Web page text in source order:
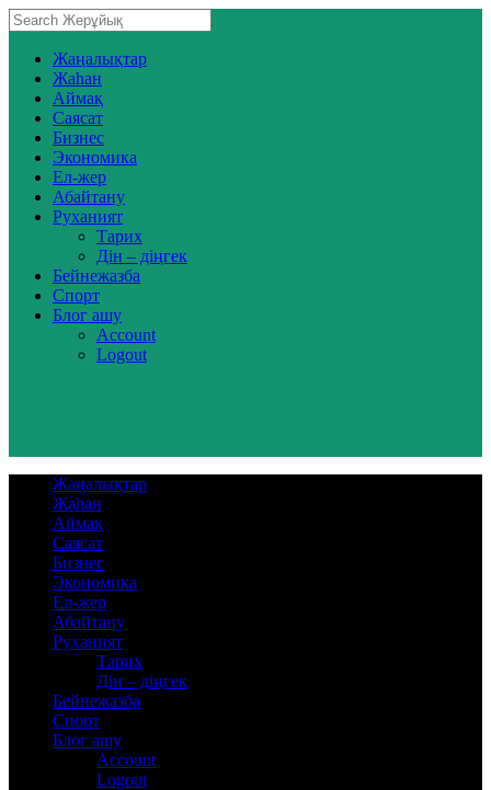
Жаңалықтар
Жаһан
Аймақ
Саясат
Бизнес
Экономика
Ел-жер
Абайтану
Руханият
Тарих
Дін – діңгек
Бейнежазба
Спорт
Блог ашу
Account
Logout
Жаңалықтар
Жаһан
Аймақ
Саясат
Бизнес
Экономика
Ел-жер
Абайтану
Руханият
Тарих
Дін – діңгек
Бейнежазба
Спорт
Блог ашу
Account
Logout